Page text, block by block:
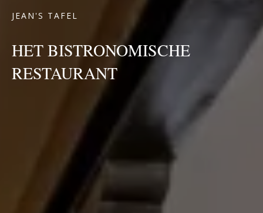
JEAN'S TAFEL
HET BISTRONOMISCHE
RESTAURANT